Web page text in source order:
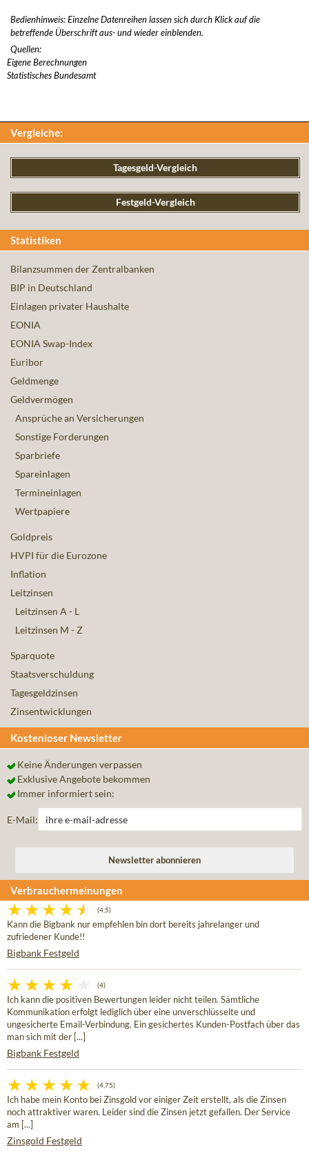
Bedienhinweis: Einzelne Datenreihen lassen sich durch Klick auf die
betreffende Überschrift aus- und wieder einblenden.
Quellen:
Eigene Berechnungen
Statistisches Bundesamt
Vergleiche:
Tagesgeld-Vergleich
Festgeld-Vergleich
Statistiken
Bilanzsummen der Zentralbanken
BIP in Deutschland
Einlagen privater Haushalte
EONIA
EONIA Swap-Index
Euribor
Geldmenge
Geldvermögen
Ansprüche an Versicherungen
Sonstige Forderungen
Sparbriefe
Spareinlagen
Termineinlagen
Wertpapiere
Goldpreis
HVPI für die Eurozone
Inflation
Leitzinsen
Leitzinsen A - L
Leitzinsen M - Z
Sparquote
Staatsverschuldung
Tagesgeldzinsen
Zinsentwicklungen
Kostenloser Newsletter
Keine Änderungen verpassen
Exklusive Angebote bekommen
Immer informiert sein:
E-Mail:
Verbrauchermeinungen
(4,5)
Kann die Bigbank nur empfehlen bin dort bereits jahrelanger und
zufriedener Kunde!!
Bigbank Festgeld
(4)
Ich kann die positiven Bewertungen leider nicht teilen. Sämtliche
Kommunikation erfolgt lediglich über eine unverschlüsselte und
ungesicherte Email-Verbindung. Ein gesichertes Kunden-Postfach über das
man sich mit der [...]
Bigbank Festgeld
(4,75)
Ich habe mein Konto bei Zinsgold vor einiger Zeit erstellt, als die Zinsen
noch attraktiver waren. Leider sind die Zinsen jetzt gefallen. Der Service
am [...]
Zinsgold Festgeld